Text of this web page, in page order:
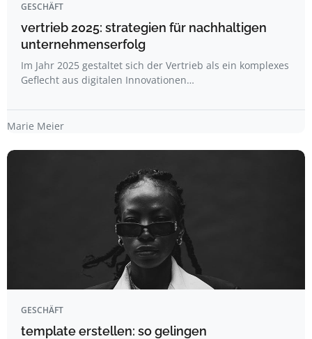
GESCHÄFT
vertrieb 2025: strategien für nachhaltigen
unternehmenserfolg
Im Jahr 2025 gestaltet sich der Vertrieb als ein komplexes
Geflecht aus digitalen Innovationen…
Marie Meier
GESCHÄFT
template erstellen: so gelingen